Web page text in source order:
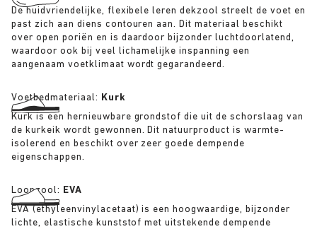
De huidvriendelijke, flexibele leren dekzool streelt de voet en
past zich aan diens contouren aan. Dit materiaal beschikt
over open poriën en is daardoor bijzonder luchtdoorlatend,
waardoor ook bij veel lichamelijke inspanning een
aangenaam voetklimaat wordt gegarandeerd.
Voetbedmateriaal: Kurk
Kurk is een hernieuwbare grondstof die uit de schorslaag van
de kurkeik wordt gewonnen. Dit natuurproduct is warmte-
isolerend en beschikt over zeer goede dempende
eigenschappen.
Loopzool: EVA
EVA (ethyleenvinylacetaat) is een hoogwaardige, bijzonder
lichte, elastische kunststof met uitstekende dempende